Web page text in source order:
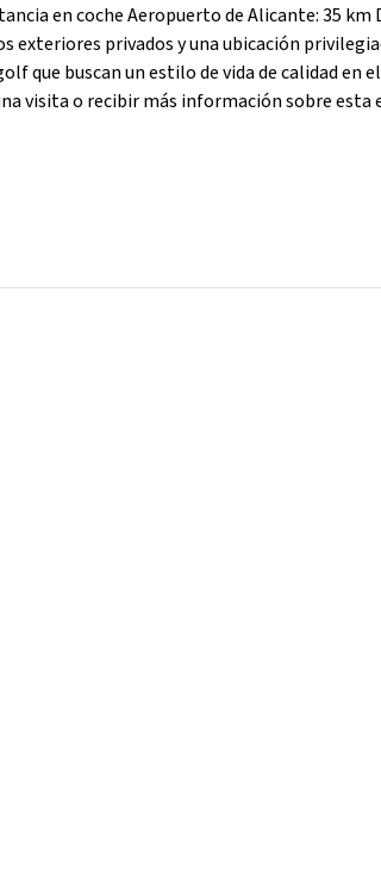
en coche Aeropuerto de Alicante: 35
exteriores privados y una ubicación
que buscan un estilo de vida de calidad en
visita o recibir más información sobre esta